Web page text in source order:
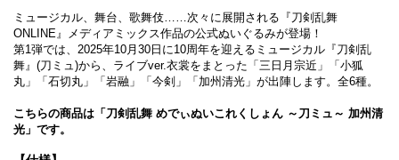
ミュージカル、舞台、歌舞伎……次々に展開される『刀剣乱舞
ONLINE』メディアミックス作品の公式ぬいぐるみが登場！
第1弾では、2025年10月30日に10周年を迎えるミュージカル『刀剣乱
舞』(刀ミュ)から、ライブver.衣裳をまとった「三日月宗近」「小狐
丸」「石切丸」「岩融」「今剣」「加州清光」が出陣します。全6種。
こちらの商品は「刀剣乱舞 めでぃぬいこれくしょん ～刀ミュ～ 加州清
光」です。